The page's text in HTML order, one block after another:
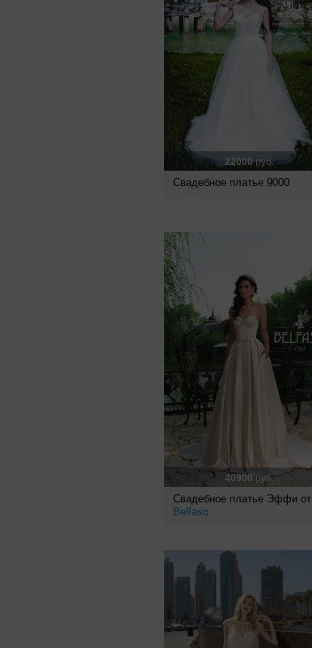
22000руб.
Свадебное платье 9000
40900руб.
Свадебное платье Эффи от
Belfaso